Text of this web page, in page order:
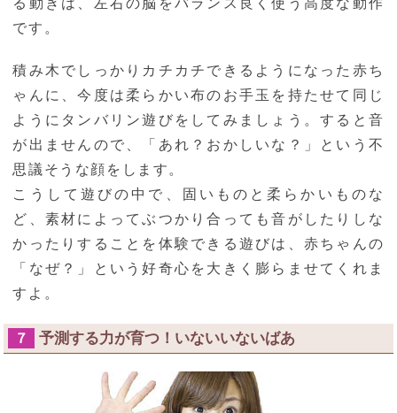
る動きは、左右の脳をバランス良く使う高度な動作
です。
積み木でしっかりカチカチできるようになった赤ち
ゃんに、今度は柔らかい布のお手玉を持たせて同じ
ようにタンバリン遊びをしてみましょう。すると音
が出ませんので、「あれ？おかしいな？」という不
思議そうな顔をします。
こうして遊びの中で、固いものと柔らかいものな
ど、素材によってぶつかり合っても音がしたりしな
かったりすることを体験できる遊びは、赤ちゃんの
「なぜ？」という好奇心を大きく膨らませてくれま
すよ。
７ 予測する力が育つ！いないいないばあ